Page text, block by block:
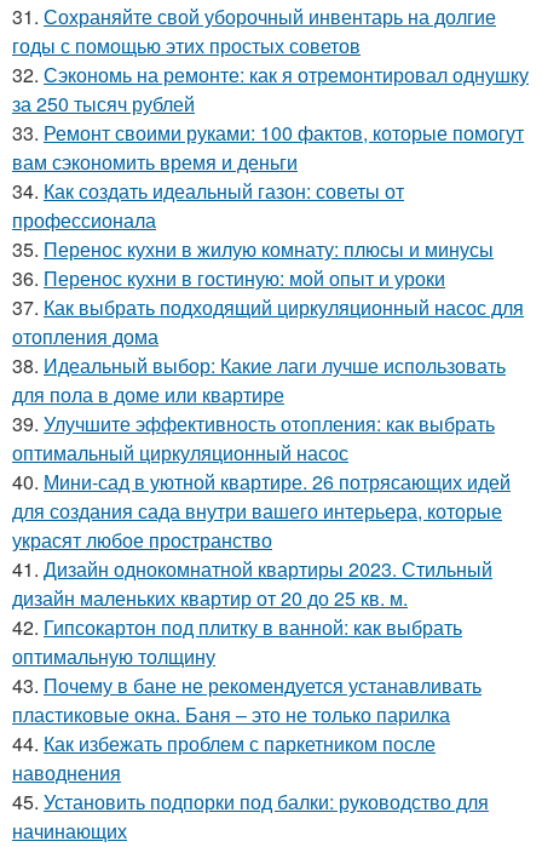
31. Сохраняйте свой уборочный инвентарь на долгие
годы с помощью этих простых советов
32. Сэкономь на ремонте: как я отремонтировал однушку
за 250 тысяч рублей
33. Ремонт своими руками: 100 фактов, которые помогут
вам сэкономить время и деньги
34. Как создать идеальный газон: советы от
профессионала
35. Перенос кухни в жилую комнату: плюсы и минусы
36. Перенос кухни в гостиную: мой опыт и уроки
37. Как выбрать подходящий циркуляционный насос для
отопления дома
38. Идеальный выбор: Какие лаги лучше использовать
для пола в доме или квартире
39. Улучшите эффективность отопления: как выбрать
оптимальный циркуляционный насос
40. Мини-сад в уютной квартире. 26 потрясающих идей
для создания сада внутри вашего интерьера, которые
украсят любое пространство
41. Дизайн однокомнатной квартиры 2023. Стильный
дизайн маленьких квартир от 20 до 25 кв. м.
42. Гипсокартон под плитку в ванной: как выбрать
оптимальную толщину
43. Почему в бане не рекомендуется устанавливать
пластиковые окна. Баня – это не только парилка
44. Как избежать проблем с паркетником после
наводнения
45. Установить подпорки под балки: руководство для
начинающих